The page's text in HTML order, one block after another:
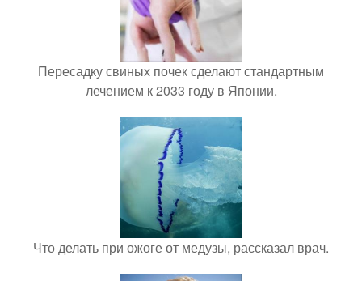
Пересадку свиных почек сделают стандартным
лечением к 2033 году в Японии.
Что делать при ожоге от медузы, рассказал врач.